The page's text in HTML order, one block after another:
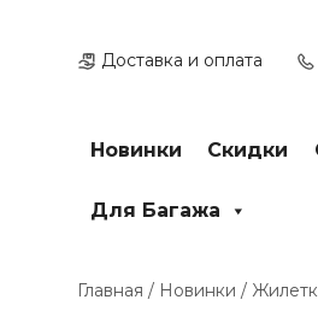
содержимомуДоставка и оплата
Новинки Скидки
Для Багажа
Главная / Новинки /